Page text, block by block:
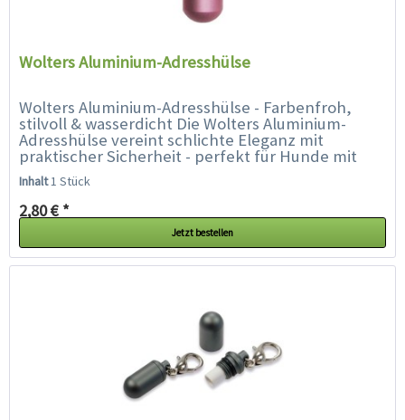
Wolters Aluminium-Adresshülse
Wolters Aluminium-Adresshülse - Farbenfroh,
stilvoll & wasserdicht Die Wolters Aluminium-
Adresshülse vereint schlichte Eleganz mit
praktischer Sicherheit - perfekt für Hunde mit
Stil. Ob Prinz oder Prinzessin,...
Inhalt1 Stück
2,80 € *
Jetzt bestellen